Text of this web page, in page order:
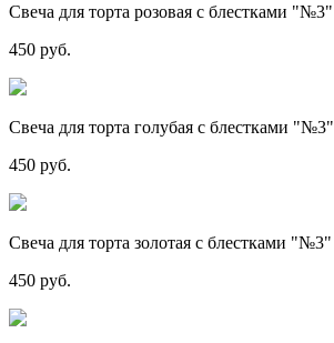
Свеча для торта розовая с блестками "№3"
450 руб.
Свеча для торта голубая с блестками "№3"
450 руб.
Свеча для торта золотая с блестками "№3"
450 руб.